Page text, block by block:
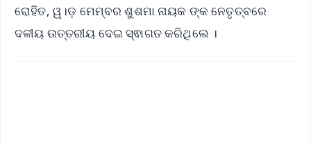
ରୋହିତ, ୱ।ଡ଼ ମେମ୍ବର ଶୁଶମା ନାୟକ ଙ୍କ ନେତୃତ୍ବରେ
ଦଳୀୟ ଉତ୍ତରୀୟ ଦେଇ ସ୍ଵାଗତ କରିଥିଲେ ।